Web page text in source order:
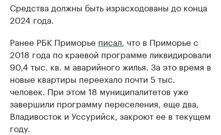
Средства должны быть израсходованы до конца
2024 года.
Ранее РБК Приморье писал , что в Приморье с
2018 года по краевой программе ликвидировали
90,4 тыс. кв. м аварийного жилья. За это время в
новые квартиры переехало почти 5 тыс.
человек. При этом 18 муниципалитетов уже
завершили программу переселения, еще два,
Владивосток и Уссурийск, закроют ее в текущем
году.